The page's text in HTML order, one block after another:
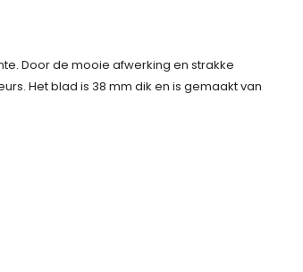
Door de mooie afwerking en strakke
Het blad is 38 mm dik en is gemaakt van